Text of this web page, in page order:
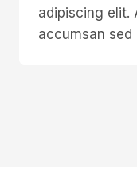
adipiscing elit.
accumsan sed